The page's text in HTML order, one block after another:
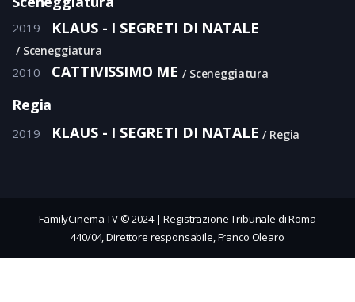
2019 KLAUS - I SEGRETI DI NATALE
Sceneggiatura
2010 CATTIVISSIMO ME Sceneggiatura
Regia
2019 KLAUS - I SEGRETI DI NATALE Regia
FamilyCinema TV © 2024 | Registrazione Tribunale di Roma
440/04, Direttore responsabile, Franco Olearo